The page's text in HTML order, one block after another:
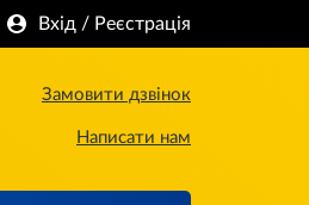
Вхід / Реєстрація
Замовити дзвінок
Написати нам